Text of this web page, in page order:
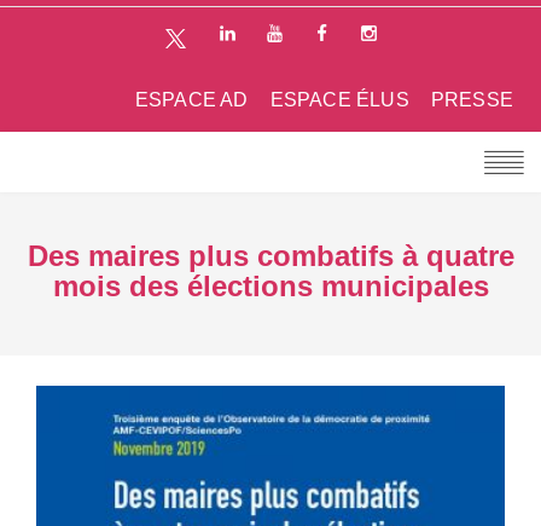
PRESSE
ESPACE ÉLUS
ESPACE AD
Des maires plus combatifs à quatre
mois des élections municipales